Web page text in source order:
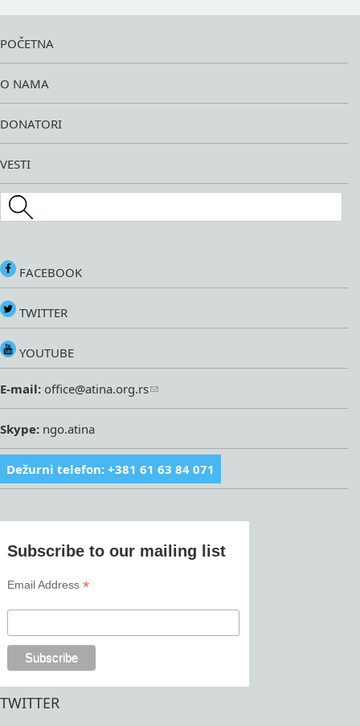
POČETNA
O NAMA
DONATORI
VESTI
Search this site
FACEBOOK
TWITTER
YOUTUBE
E-mail: office@atina.org.rs
Skype: ngo.atina
Dežurni telefon: +381 61 63 84 071
Subscribe to our mailing list
Email Address*
TWITTER